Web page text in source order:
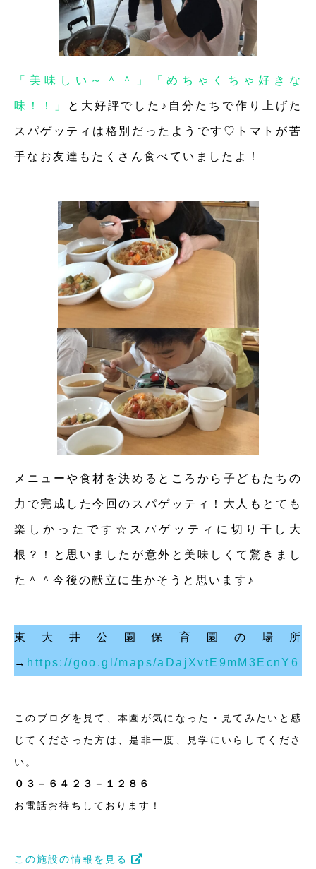
「美味しい～＾＾」「めちゃくちゃ好きな
味！！」 と大好評でした♪自分たちで作り上げた
スパゲッティは格別だったようです♡トマトが苦
手なお友達もたくさん食べていましたよ！
メニューや食材を決めるところから子どもたちの
力で完成した今回のスパゲッティ！大人もとても
楽しかったです☆スパゲッティに切り干し大
根？！と思いましたが意外と美味しくて驚きまし
た＾＾今後の献立に生かそうと思います♪
東大井公園保育園の場所
→ https://goo.gl/maps/aDajXvtE9mM3EcnY6
このブログを見て、本園が気になった・見てみたいと感
じてくださった方は、是非一度、見学にいらしてくださ
い。
０３－６４２３－１２８６
お電話お待ちしております！
この施設の情報を見る